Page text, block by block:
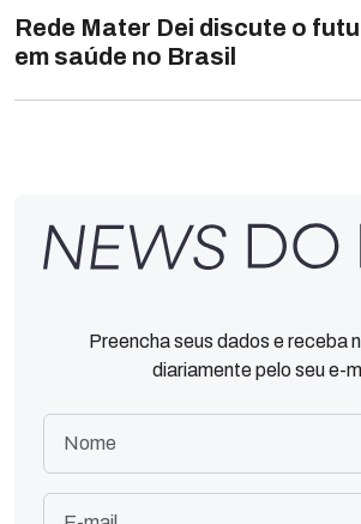
Rede Mater Dei discute o
em saúde no Brasil
Preencha seus dados e receba
diariamente pelo seu e-